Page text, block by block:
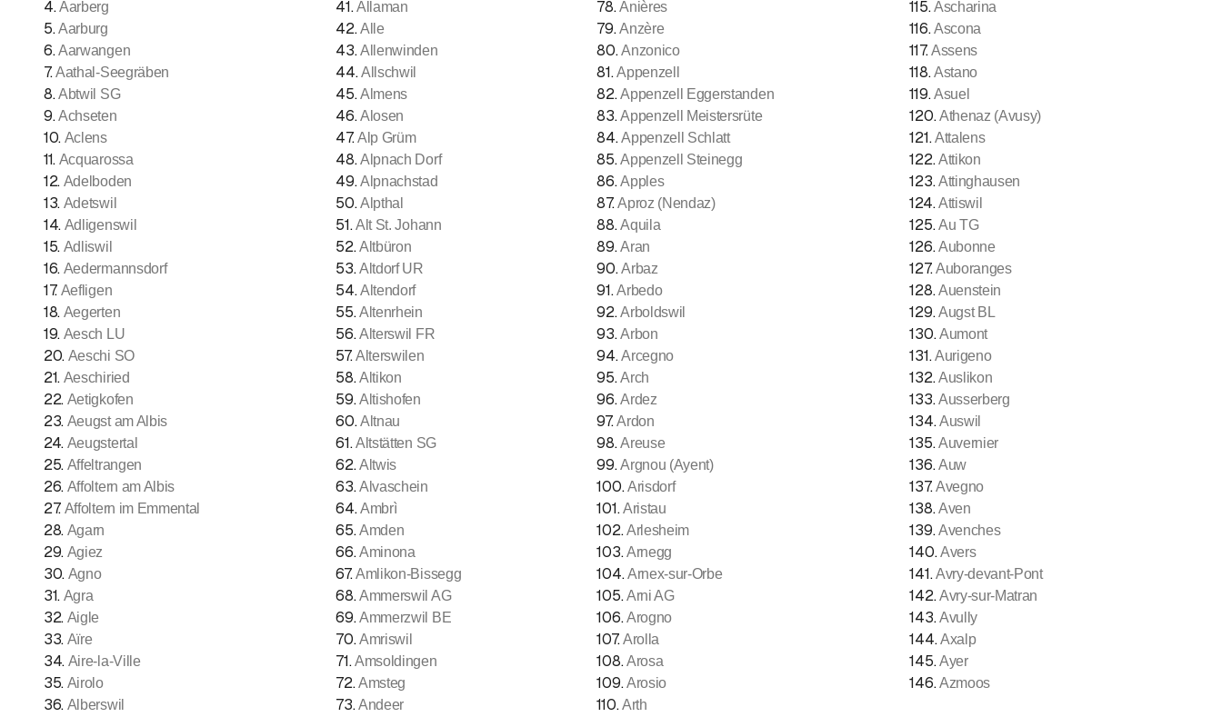
4.Aarberg
5.Aarburg
6.Aarwangen
7.Aathal-Seegräben
8.Abtwil SG
9.Achseten
10. Aclens
11. Acquarossa
12. Adelboden
13. Adetswil
14. Adligenswil
15. Adliswil
16. Aedermannsdorf
17. Aefligen
18. Aegerten
19. Aesch LU
20. Aeschi SO
21. Aeschiried
22. Aetigkofen
23. Aeugst am Albis
24. Aeugstertal
25. Affeltrangen
26. Affoltern am Albis
27. Affoltern im Emmental
28. Agarn
29. Agiez
30. Agno
31. Agra
32. Aigle
33. Aïre
34. Aire-la-Ville
35. Airolo
36. Alberswil
41.Allaman
42.Alle
43.Allenwinden
44.Allschwil
45.Almens
46.Alosen
47.Alp Grüm
48.Alpnach Dorf
49.Alpnachstad
50.Alpthal
51.Alt St. Johann
52.Altbüron
53.Altdorf UR
54.Altendorf
55.Altenrhein
56.Alterswil FR
57.Alterswilen
58.Altikon
59.Altishofen
60.Altnau
61.Altstätten SG
62.Altwis
63.Alvaschein
64.Ambrì
65.Amden
66.Aminona
67.Amlikon-Bissegg
68.Ammerswil AG
69.Ammerzwil BE
70.Amriswil
71.Amsoldingen
72.Amsteg
73.Andeer
78.Anières
79.Anzère
80.Anzonico
81.Appenzell
82.Appenzell Eggerstanden
83.Appenzell Meistersrüte
84.Appenzell Schlatt
85.Appenzell Steinegg
86.Apples
87.Aproz (Nendaz)
88.Aquila
89.Aran
90.Arbaz
91.Arbedo
92.Arboldswil
93.Arbon
94.Arcegno
95.Arch
96.Ardez
97.Ardon
98.Areuse
99.Argnou (Ayent)
100.Arisdorf
101.Aristau
102.Arlesheim
103.Arnegg
104.Arnex-sur-Orbe
105.Arni AG
106.Arogno
107.Arolla
108.Arosa
109.Arosio
110.Arth
115.Ascharina
116.Ascona
117.Assens
118.Astano
119.Asuel
120.Athenaz (Avusy)
121.Attalens
122.Attikon
123.Attinghausen
124.Attiswil
125.Au TG
126.Aubonne
127.Auboranges
128.Auenstein
129.Augst BL
130.Aumont
131.Aurigeno
132.Auslikon
133.Ausserberg
134.Auswil
135.Auvernier
136.Auw
137.Avegno
138.Aven
139.Avenches
140.Avers
141.Avry-devant-Pont
142.Avry-sur-Matran
143.Avully
144.Axalp
145.Ayer
146.Azmoos